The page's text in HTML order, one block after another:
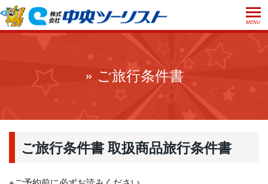
MENU
ご利用案内
お支払いについて
お受取り方法について
よくあるご質問
ご旅行条件書 会社概要 採用情報
» ご旅行条件書
ご旅行条件書 取扱商品旅行条件書